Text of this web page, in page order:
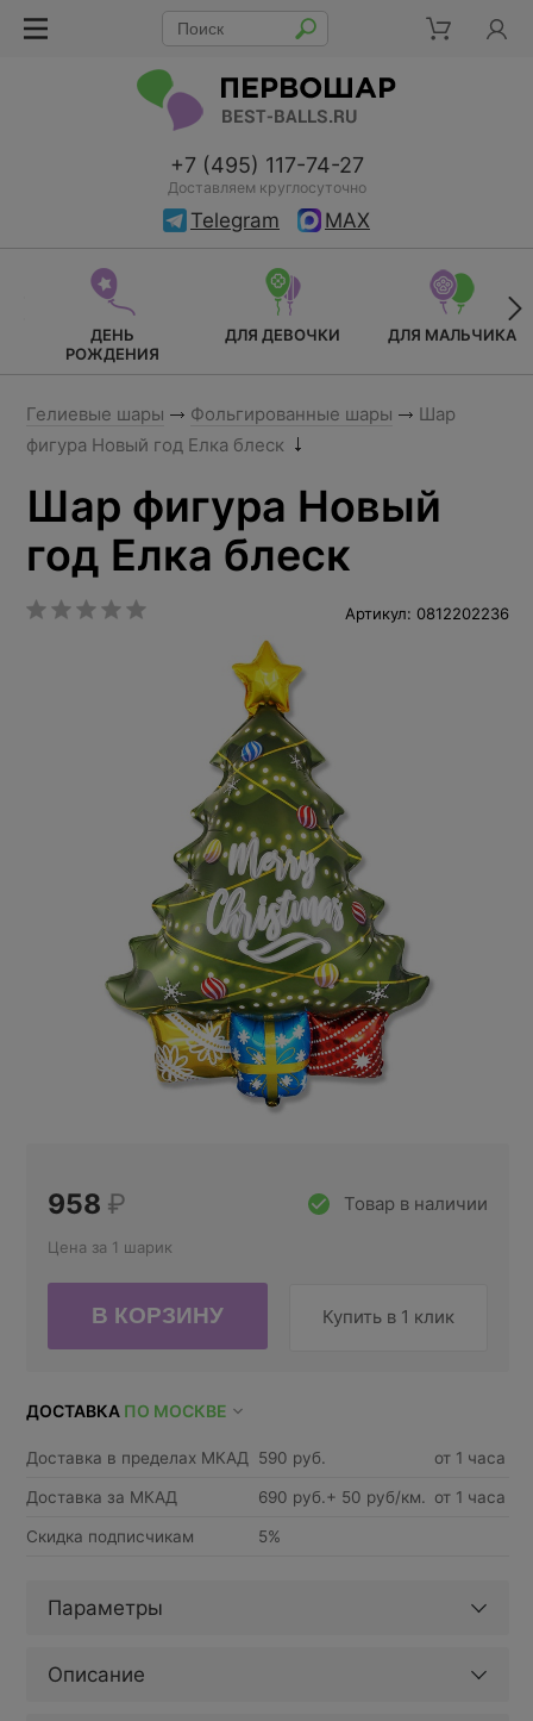
+7 (495) 117-74-27
Доставляем круглосуточно
Telegram MAX
ДЕНЬ
РОЖДЕНИЯ
ДЛЯ ДЕВОЧКИ ДЛЯ МАЛЬЧИКА
Гелиевые шары Фольгированные шары
Шар
фигура Новый год Елка блеск
Шар фигура Новый
год Елка блеск
Артикул: 0812202236
Товар в наличии
958 ₽
Цена за 1 шарик
Купить в 1 клик
ДОСТАВКА ПО МОСКВЕ
Доставка в пределах МКАД 590 руб. от 1 часа
Доставка за МКАД 690 руб.+ 50 руб/км. от 1 часа
Скидка подписчикам 5%
Параметры
Описание